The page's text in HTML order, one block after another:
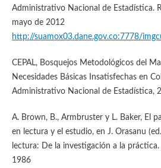
Administrativo Nacional de Estadística.
mayo de 2012
http://suamox03.dane.gov.co:7778/
CEPAL, Bosquejos Metodológicos del
Necesidades Básicas Insatisfechas en
Administrativo Nacional de Estadística,
A. Brown, B., Armbruster y L. Baker, El
en lectura y el estudio, en J. Orasanu
lectura: De la investigación a la práctica.
1986